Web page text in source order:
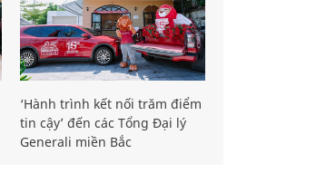
‘Hành trình kết nối trăm điểm
tin cậy’ đến các Tổng Đại lý
Generali miền Bắc